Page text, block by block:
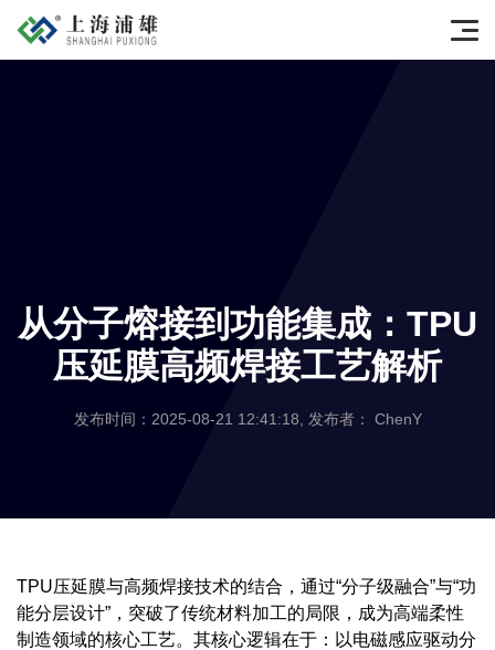
从分子熔接到功能集成：TPU
压延膜高频焊接工艺解析
发布时间：2025-08-21 12:41:18, 发布者： ChenY
TPU压延膜与高频焊接技术的结合，通过“分子级融合”与“功
能分层设计”，突破了传统材料加工的局限，成为高端柔性
制造领域的核心工艺。其核心逻辑在于：以电磁感应驱动分